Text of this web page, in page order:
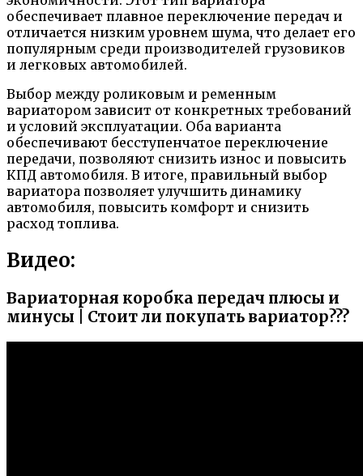
обеспечивает плавное переключение передач и
отличается низким уровнем шума, что делает его
популярным среди производителей грузовиков
и легковых автомобилей.
Выбор между роликовым и ременным
вариатором зависит от конкретных требований
и условий эксплуатации. Оба варианта
обеспечивают бесступенчатое переключение
передачи, позволяют снизить износ и повысить
КПД автомобиля. В итоге, правильный выбор
вариатора позволяет улучшить динамику
автомобиля, повысить комфорт и снизить
расход топлива.
Видео:
Вариаторная коробка передач плюсы и
минусы | Стоит ли покупать вариатор???